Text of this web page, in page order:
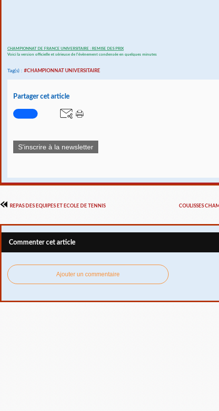
CHAMPIONNAT DE FRANCE UNIVERSITAIRE : REMISE DES PRIX
Voici la version officielle et sérieuse de l'évènement condensée en quelques minutes
Tag(s) : #CHAMPIONNAT UNIVERSITAIRE
Partager cet article
S'inscrire à la newsletter
REPAS DES EQUIPES ET ECOLE DE TENNIS COULISSES
Commenter cet article
Ajouter un commentaire